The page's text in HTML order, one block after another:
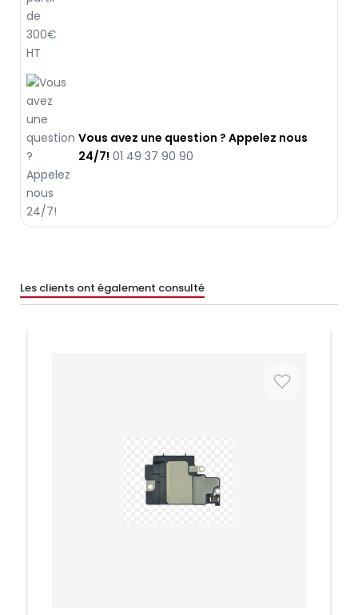
Vous avez une question ? Appelez nous
24/7! 01 49 37 90 90
Les clients ont également consulté